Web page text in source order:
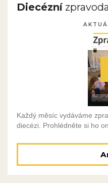
Diecézní
Každý měsíc vydáváme
diecézi. Prohlédněte si ho